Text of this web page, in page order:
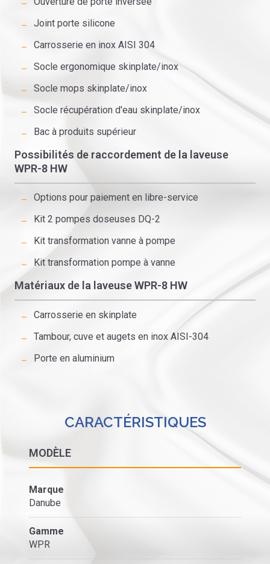
Joint porte silicone
Carrosserie en inox AISI 304
Socle ergonomique skinplate/inox
Socle mops skinplate/inox
Socle récupération d'eau skinplate/inox
Bac à produits supérieur
Possibilités de raccordement de la laveuse
WPR-8 HW
Options pour paiement en libre-service
Kit 2 pompes doseuses DQ-2
Kit transformation vanne à pompe
Kit transformation pompe à vanne
Matériaux de la laveuse WPR-8 HW
Carrosserie en skinplate
Tambour, cuve et augets en inox AISI-304
Porte en aluminium
CARACTÉRISTIQUES
MODÈLE
Marque
Danube
Gamme
WPR